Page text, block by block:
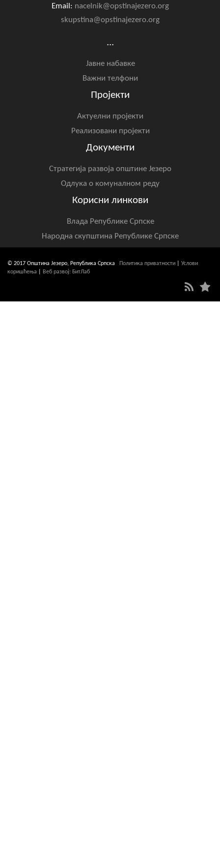
Email: nacelnik@opstinajezero.org
skupstina@opstinajezero.org
...
Јавне набавке
Важни телфони
Пројекти
Актуелни пројекти
Реализовани пројекти
Документи
Стратегија развоја општине Језеро
Одлука о комуналном реду
Корисни линкови
Влада Републике Српске
Народна скупштина Републике Српске
© 2017 Општина Језеро, Република Српска Политика приватности
Услови
коришћења
Веб развој: БитЛаб